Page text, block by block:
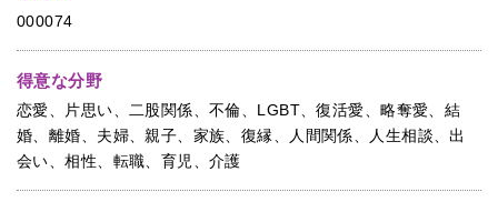
000074
得意な分野
恋愛、片思い、二股関係、不倫、LGBT、復活愛、略奪愛、結
婚、離婚、夫婦、親子、家族、復縁、人間関係、人生相談、出
会い、相性、転職、育児、介護